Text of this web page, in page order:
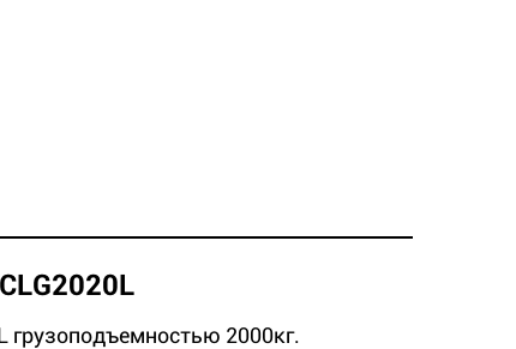
грузоподъемностью 2000кг.